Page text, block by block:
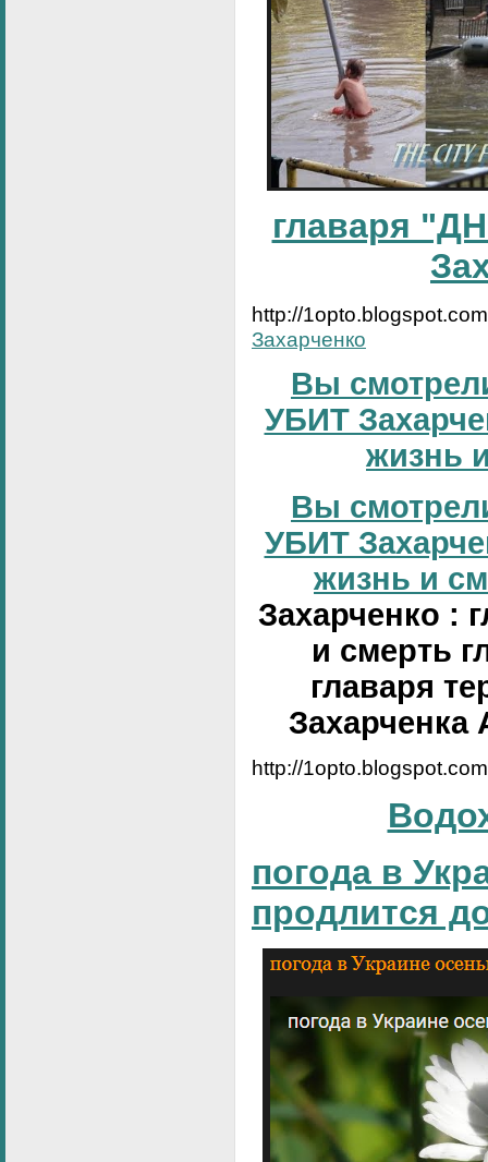
главаря
http://
Захарченко
Вы
УБИТ
жизнь
Вы
УБИТ
жизнь и
Захарченко :
и смерть
главаря
Захарченка
http://
погода в
продлится